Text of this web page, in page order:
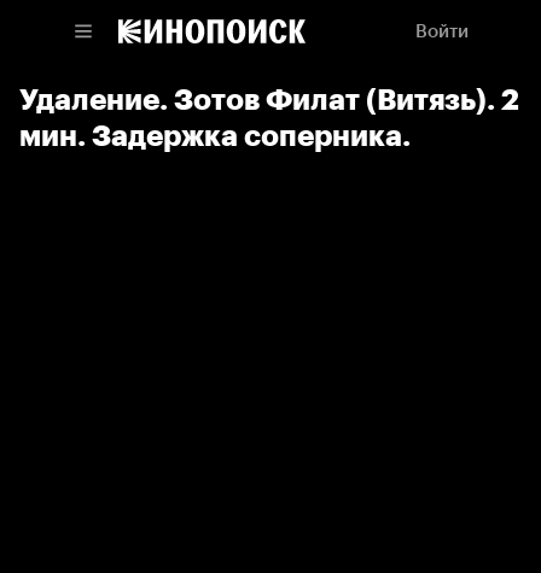
Войти
Удаление. Зотов Филат (Витязь). 2
мин. Задержка соперника.